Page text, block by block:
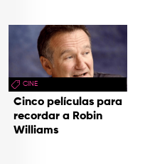
CINE
Cinco películas para
recordar a Robin
Williams